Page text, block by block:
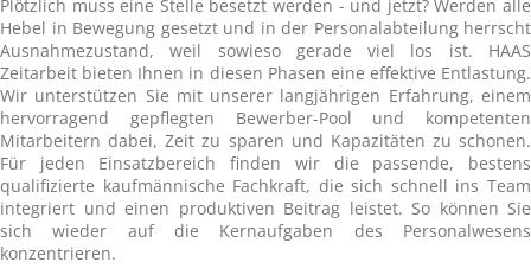
Plötzlich muss eine Stelle besetzt werden - und jetzt? Werden alle
Hebel in Bewegung gesetzt und in der Personalabteilung herrscht
Ausnahmezustand, weil sowieso gerade viel los ist. HAAS
Zeitarbeit bieten Ihnen in diesen Phasen eine effektive Entlastung.
Wir unterstützen Sie mit unserer langjährigen Erfahrung, einem
hervorragend gepflegten Bewerber-Pool und kompetenten
Mitarbeitern dabei, Zeit zu sparen und Kapazitäten zu schonen.
Für jeden Einsatzbereich finden wir die passende, bestens
qualifizierte kaufmännische Fachkraft, die sich schnell ins Team
integriert und einen produktiven Beitrag leistet. So können Sie
sich wieder auf die Kernaufgaben des Personalwesens
konzentrieren.